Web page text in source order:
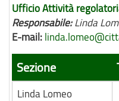
Ufficio Attività
Responsabile:Linda
E-mail:
Sezione
Linda Lomeo